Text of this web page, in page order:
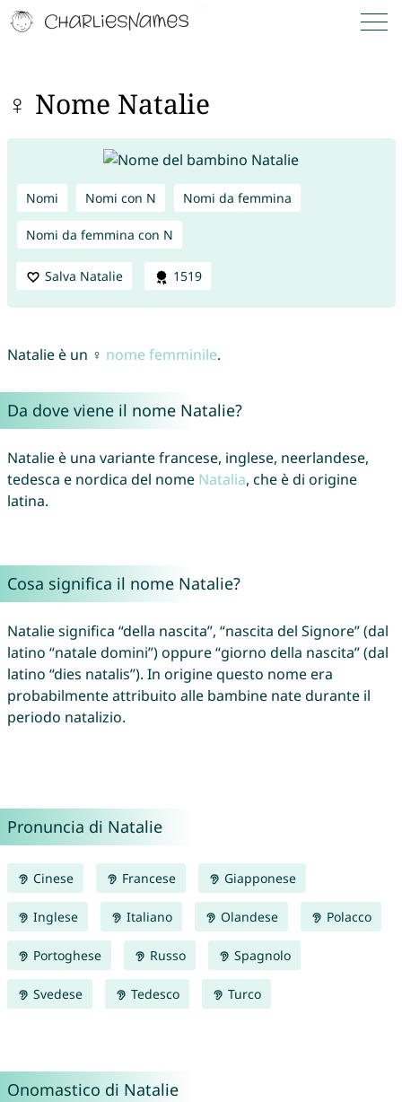
♀ Nome Natalie
Nomi Nomi con N Nomi da femmina
Nomi da femmina con N
Salva Natalie 1519
Natalie è un ♀ nome femminile.
Da dove viene il nome Natalie?
Natalie è una variante francese, inglese, neerlandese,
tedesca e nordica del nome Natalia, che è di origine
latina.
Cosa significa il nome Natalie?
Natalie significa “della nascita”, “nascita del Signore” (dal
latino “natale domini”) oppure “giorno della nascita” (dal
latino “dies natalis”). In origine questo nome era
probabilmente attribuito alle bambine nate durante il
periodo natalizio.
Pronuncia di Natalie
Cinese Francese Giapponese
Inglese Italiano Olandese Polacco
Portoghese Russo Spagnolo
Svedese Tedesco Turco
Onomastico di Natalie